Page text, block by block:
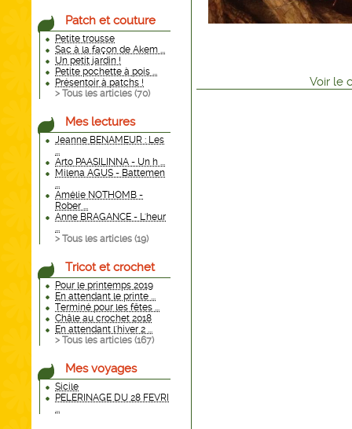
Patch et couture
Petite trousse
Sac à la façon de Akem ...
Un petit jardin !
Petite pochette à pois ...
Présentoir à patchs !
> Tous les articles (70)
Mes lectures
Jeanne BENAMEUR : Les
...
Arto PAASILINNA - Un h ...
Milena AGUS - Battemen
...
Amélie NOTHOMB -
Rober ...
Anne BRAGANCE - L'heur
...
> Tous les articles (19)
Tricot et crochet
Pour le printemps 2019
En attendant le printe ...
Terminé pour les fêtes ...
Châle au crochet 2018
En attendant l'hiver 2 ...
> Tous les articles (167)
Mes voyages
Sicile
PELERINAGE DU 28 FEVRI
...
Voir le